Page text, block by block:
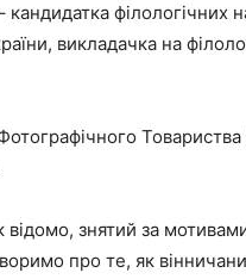
філологічних
викладачка на
знятий за
про те, як